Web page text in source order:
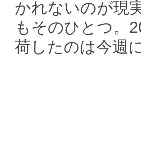
かれないのが現
もそのひとつ。
荷したのは今週